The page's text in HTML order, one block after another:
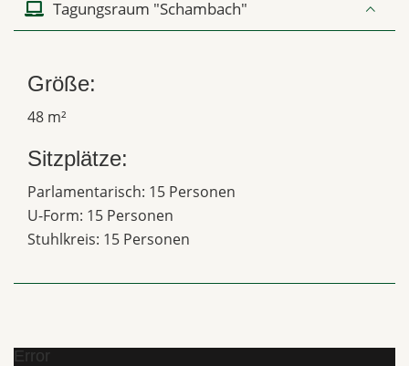
Tagungsraum "Schambach"
Größe:
48 m²
Sitzplätze:
Parlamentarisch: 15 Personen
U-Form: 15 Personen
Stuhlkreis: 15 Personen
Error